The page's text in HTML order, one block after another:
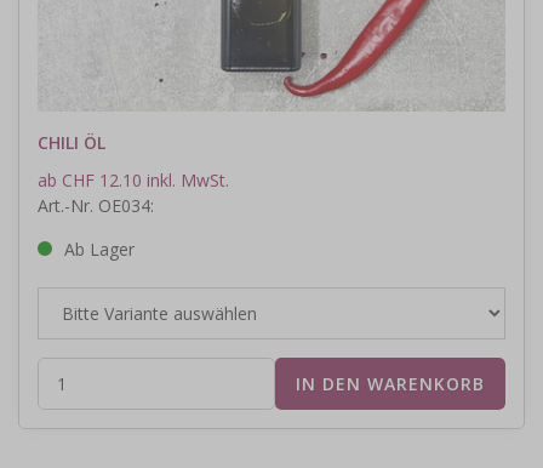
CHILI ÖL
ab CHF 12.10 inkl. MwSt.
Art.-Nr. OE034:
Ab Lager